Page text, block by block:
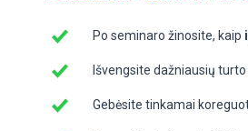
Po seminaro žinosite, kaip
Išvengsite dažniausių
Gebėsite tinkamai